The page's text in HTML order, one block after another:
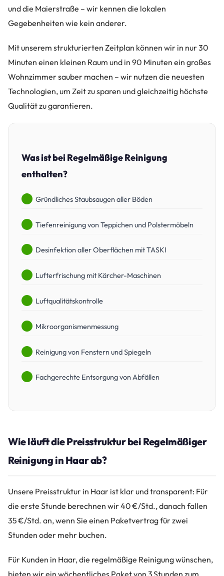
und die Maierstraße – wir kennen die lokalen
Gegebenheiten wie kein anderer.
Mit unserem strukturierten Zeitplan können wir in nur 30
Minuten einen kleinen Raum und in 90 Minuten ein großes
Wohnzimmer sauber machen – wir nutzen die neuesten
Technologien, um Zeit zu sparen und gleichzeitig höchste
Qualität zu garantieren.
Was ist bei Regelmäßige Reinigung
enthalten?
Gründliches Staubsaugen aller Böden
Tiefenreinigung von Teppichen und Polstermöbeln
Desinfektion aller Oberflächen mit TASKI
Lufterfrischung mit Kärcher-Maschinen
Luftqualitätskontrolle
Mikroorganismenmessung
Reinigung von Fenstern und Spiegeln
Fachgerechte Entsorgung von Abfällen
Wie läuft die Preisstruktur bei Regelmäßiger
Reinigung in Haar ab?
Unsere Preisstruktur in Haar ist klar und transparent: Für
die erste Stunde berechnen wir 40 €/Std., danach fallen
35 €/Std. an, wenn Sie einen Paketvertrag für zwei
Stunden oder mehr buchen.
Für Kunden in Haar, die regelmäßige Reinigung wünschen,
bieten wir ein wöchentliches Paket von 3 Stunden zum